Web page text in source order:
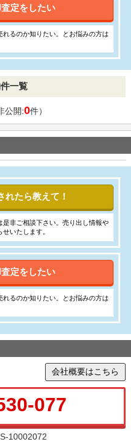
定をしたい
れるのか知りたい。とお悩みの方は
一覧
公開:0件）
れたら教えて！
是非ご相談下さい。売り出し情報や
いたします。
定をしたい
れるのか知りたい。とお悩みの方は
会社概要はこちら
077
10002072